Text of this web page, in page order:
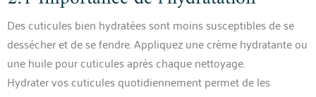
Des cuticules bien hydratées sont moins susceptibles de se
dessécher et de se fendre. Appliquez une crème hydratante ou
une huile pour cuticules après chaque nettoyage.
Hydrater vos cuticules quotidiennement permet de les